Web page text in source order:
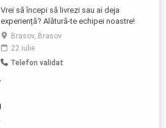
Vrei să începi să livrezi sau ai deja
experiență? Alătură-te echipei noastre!
Oferim: * Angajare cu contract de muncă.
* Colaborare pentru persoane cu PFA sau
SRL. * Plată rapidă și seriozitate. * Suport
permanent pentru orice întrebare. *
Brasov, Brasov
22 iulie
Telefon validat